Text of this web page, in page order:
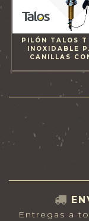
PILÓN TALOS T
INOXIDABLE
CANILLAS
Entregas a